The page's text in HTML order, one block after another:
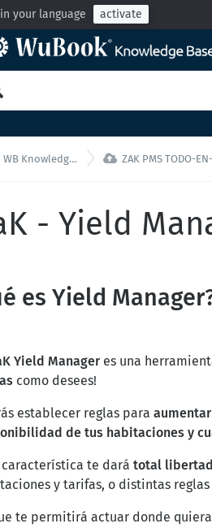
your language activate
WB Knowledge Base  ZAK PMS TODO-EN-
- Yield
es Yield
Yield Manageres una
como desees!
establecer reglas para
de tus habitaciones y
característica te dará total
y tarifas, o distintas
te permitirá actuar donde